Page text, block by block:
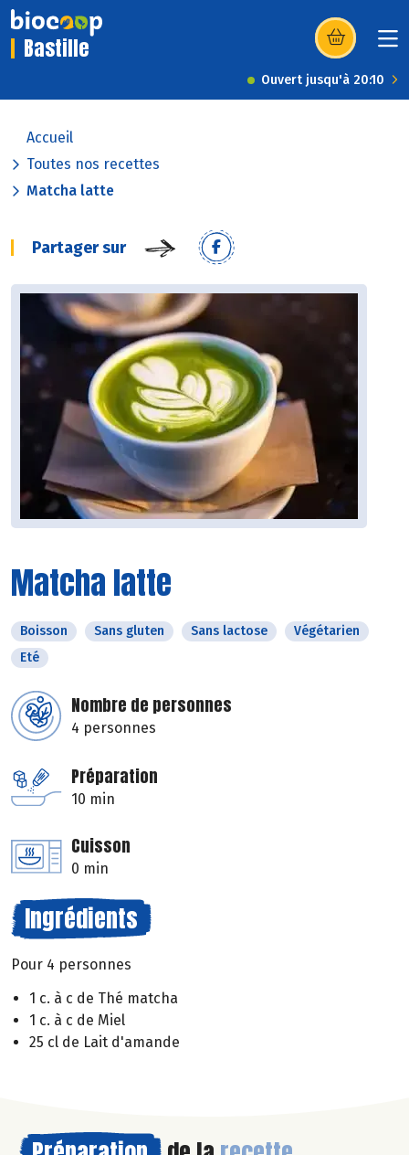
Bastille (s’ouvre dans
Ouvert jusqu'à 20:10
Accueil
Toutes nos recettes
Matcha latte
Partager sur
Matcha latte
Boisson Sans gluten Sans lactose
Végétarien
Eté
Nombre de personnes
4 personnes
Préparation
10 min
Cuisson
0 min
Ingrédients
Pour 4 personnes
1 c. à c de Thé matcha
1 c. à c de Miel
25 cl de Lait d'amande